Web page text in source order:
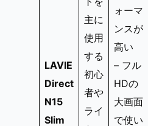
LAVIE
Direct
N15
Slim
主に
使用
する
初心
者や
ライ
ォーマ
ンスが
高い
– フル
HDの
大画面
で使い